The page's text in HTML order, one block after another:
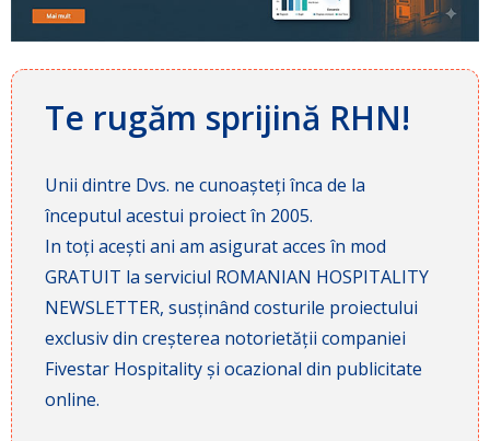
Te rugăm sprijină RHN!
Unii dintre Dvs. ne cunoașteți înca de la
începutul acestui proiect în 2005.
In toți acești ani am asigurat acces în mod
GRATUIT la serviciul ROMANIAN HOSPITALITY
NEWSLETTER, susținând costurile proiectului
exclusiv din creșterea notorietății companiei
Fivestar Hospitality și ocazional din publicitate
online.